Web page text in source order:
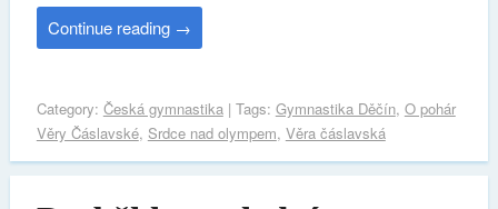
Continue reading →
Category: Česká gymnastika| Tags: Gymnastika Děčín, O pohár
Věry Čáslavské, Srdce nad olympem, Věra čáslavská